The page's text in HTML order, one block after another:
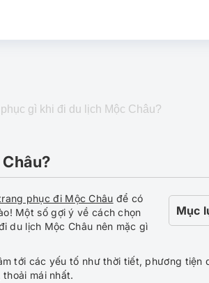
gì khi đi du lịch Mộc Châu?
Mục
phục đi Mộc Châu để có
Một số gợi ý về cách chọn
du lịch Mộc Châu nên mặc gì
tới các yếu tố như thời tiết, phương tiện
mái nhất.